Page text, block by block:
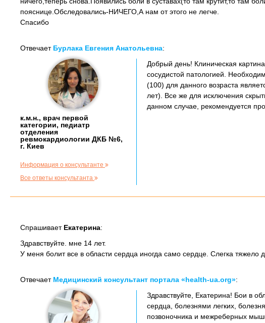
пояснице.Обследовались-НИЧЕГО,А нам от этого не легче.
Спасибо
Отвечает Бурлака Евгения Анатольевна:
к.м.н., врач первой
категории, педиатр
отделения
ревмокардиологии ДКБ №6,
г. Киев
Информация о консультанте
Все ответы консультанта
Добрый день! Клиническая
сосудистой патологией.
(100) для данного возраста
лет). Все же для исключения
данном случае, рекомендуется
Спрашивает Екатерина:
Здравствуйте. мне 14 лет.
У меня болит все в области сердца иногда само сердце. Слегка
Отвечает Медицинский консультант портала «health-ua.org»:
Здравствуйте, Екатерина! Бои в
сердца, болезнями легких,
позвоночника и межреберных